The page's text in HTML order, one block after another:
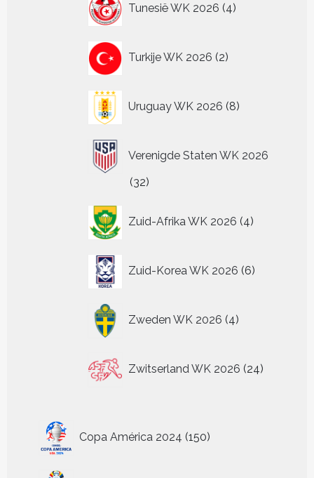
Tunesië WK 2026 4
producten
Turkije WK 2026 2
producten
Uruguay WK 2026 8
producten
Verenigde Staten WK 2026
3232
Zuid-Afrika WK 2026 4
producten
Zuid-Korea WK 2026 6
producten
Zweden WK 2026 4
producten
Zwitserland WK 2026 24
producten
Copa América 2024 150
producten